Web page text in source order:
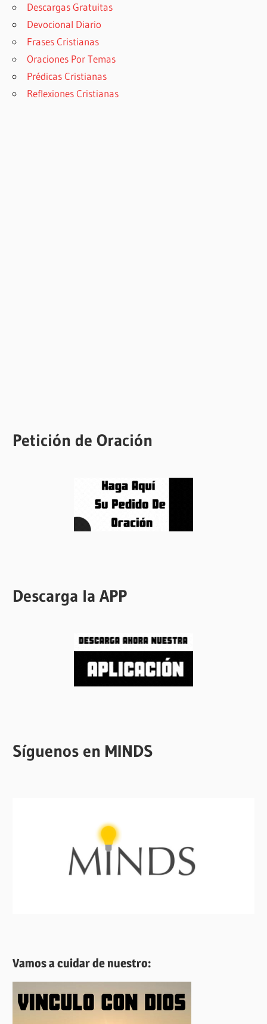
Descargas Gratuitas
Devocional Diario
Frases Cristianas
Oraciones Por Temas
Prédicas Cristianas
Reflexiones Cristianas
Petición de Oración
Descarga la APP
Síguenos en MINDS
Vamos a cuidar de nuestro: